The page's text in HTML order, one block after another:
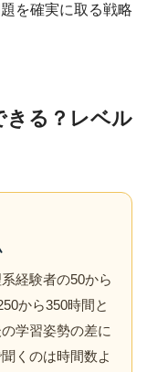
を確実に取る戦略
きる？レベル
経験者の50から
から350時間と
学習姿勢の差に
くのは時間数よ